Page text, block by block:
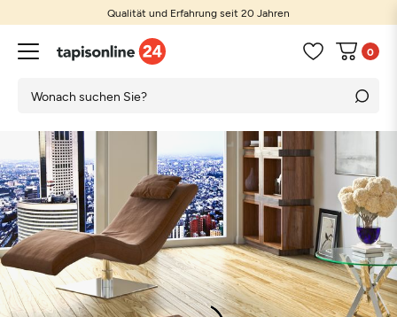
Qualität und Erfahrung seit 20 Jahren
0